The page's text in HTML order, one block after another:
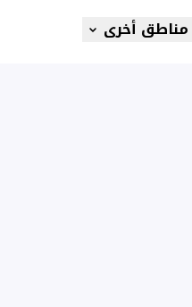
أخرى